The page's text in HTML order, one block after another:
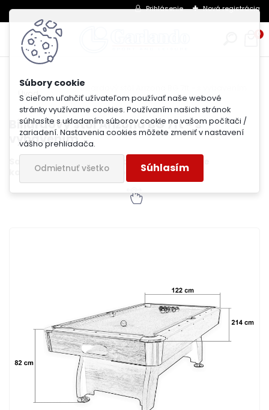
S cieľom uľahčiť užívateľom používať naše webové
stránky využívame cookies. Používaním našich stránok
súhlasíte s ukladaním súborov cookie na vašom počítači /
zariadení. Nastavenia cookies môžete zmeniť v nastavení
vášho prehliadača.
Odmietnuť všetko Súhlasím
Prihlásenie Nová registrácia
0
Úvod
Biliardový stôl Arizona BG 7ft - s vybavením
Biliardový stôl Arizona BG 7ft - s
vybavením
Samospádový systém vracania gulí. V cene
kompletné príslušenstvo